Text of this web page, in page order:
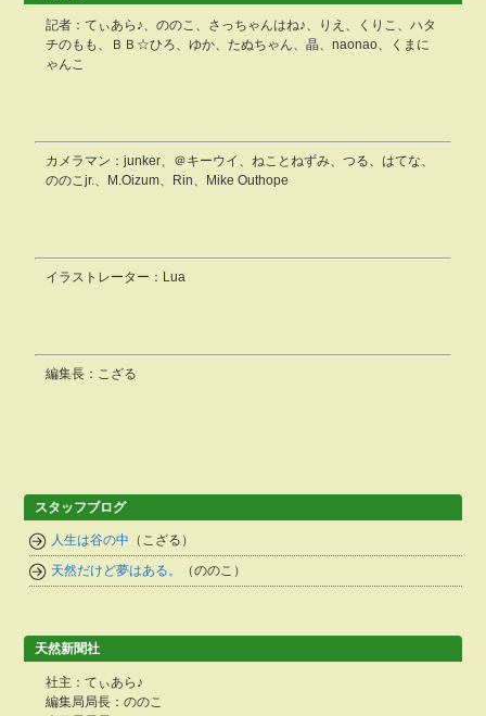
記者：てぃあら♪、ののこ、さっちゃんはね♪、りえ、くりこ、ハタ
チのもも、ＢＢ☆ひろ、ゆか、たぬちゃん、晶、naonao、くまに
ゃんこ
カメラマン：junker、＠キーウイ、ねことねずみ、つる、はてな、
ののこjr.、M.Oizum、Rin、Mike Outhope
イラストレーター：Lua
編集長：こざる
スタッフブログ
人生は谷の中 （こざる）
天然だけど夢はある。
（ののこ）
天然新聞社
社主：てぃあら♪
編集局局長：ののこ